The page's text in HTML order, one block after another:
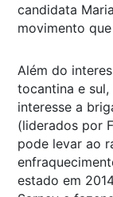
candidata
movimento
Além do
tocantina e
interesse a
(liderados por
pode levar ao
estado em